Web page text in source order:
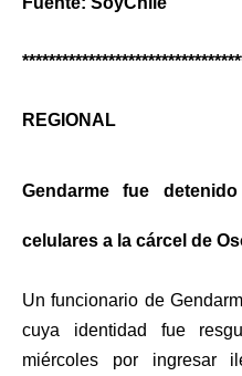
REGIONAL
Gendarme fue
celulares a la cárcel de
Un funcionario de
cuya identidad fue
miércoles por ingresar